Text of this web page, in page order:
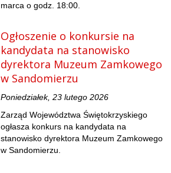
marca o godz. 18:00.
Ogłoszenie o konkursie na
kandydata na stanowisko
dyrektora Muzeum Zamkowego
w Sandomierzu
Poniedziałek, 23 lutego 2026
Zarząd Województwa Świętokrzyskiego
ogłasza konkurs na kandydata na
stanowisko dyrektora Muzeum Zamkowego
w Sandomierzu.